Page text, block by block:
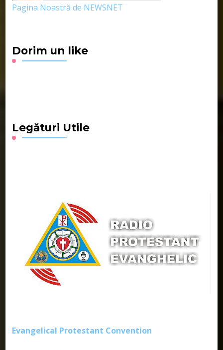
Pagina Noastră de NEWSNET
Dorim un like
Legături Utile
Evangelical Protestant Convention